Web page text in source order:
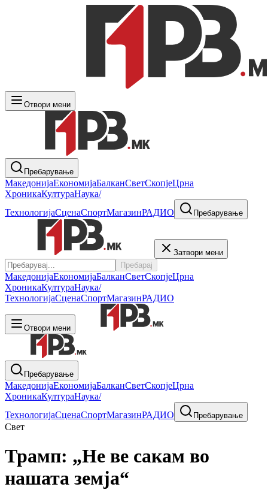
Отвори мени
Пребарување
МакедонијаЕкономијаБалканСветСкопјеЦрна
ХроникаКултураНаука/
ТехнологијаСценаСпортМагазинРАДИО Пребарување
Затвори мени
Пребарај
МакедонијаЕкономијаБалканСветСкопјеЦрна
ХроникаКултураНаука/
ТехнологијаСценаСпортМагазинРАДИО
Отвори мени
Пребарување
МакедонијаЕкономијаБалканСветСкопјеЦрна
ХроникаКултураНаука/
ТехнологијаСценаСпортМагазинРАДИО Пребарување
Свет
Трамп: „Не ве сакам во
нашата земја“